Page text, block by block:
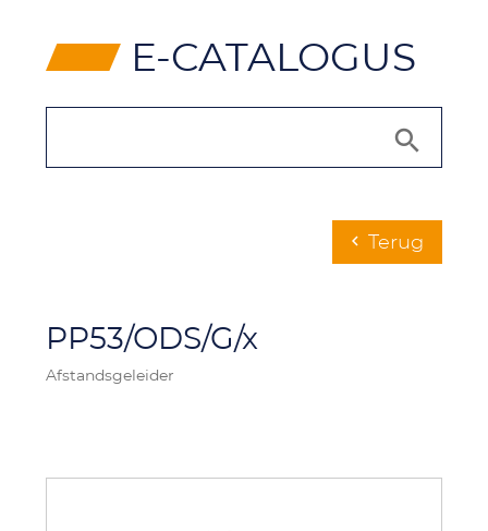
⸠ E-CATALOGUS
chevron_left Terug
PP53/ODS/G/x
Afstandsgeleider